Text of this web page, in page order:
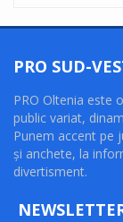
PRO SUD-
PRO Oltenia este
public variat,
Punem accent pe
şi anchete, la
divertisment.